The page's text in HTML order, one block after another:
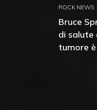
ROCK NEWS
Bruce
di salute
tumore